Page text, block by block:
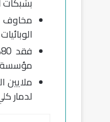
مخاوف
الوبائيات
مؤسسة
ملايين
لدمار